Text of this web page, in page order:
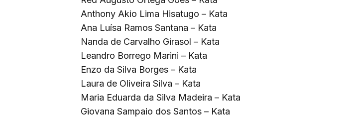
Anthony Akio Lima Hisatugo – Kata
Ana Luísa Ramos Santana – Kata
Nanda de Carvalho Girasol – Kata
Leandro Borrego Marini – Kata
Enzo da Silva Borges – Kata
Laura de Oliveira Silva – Kata
Maria Eduarda da Silva Madeira – Kata
Giovana Sampaio dos Santos – Kata